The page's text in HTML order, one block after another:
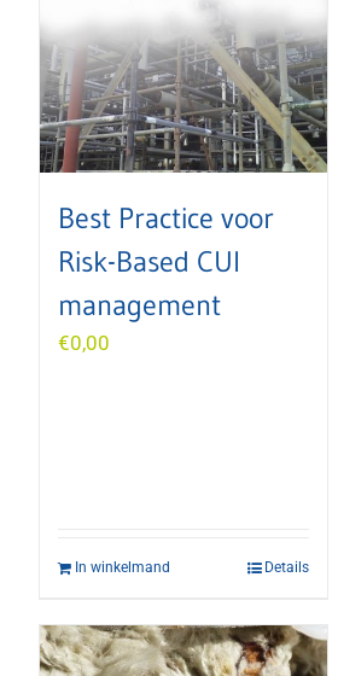
Best Practice voor
Risk-Based CUI
management
€0,00
In winkelmand Details